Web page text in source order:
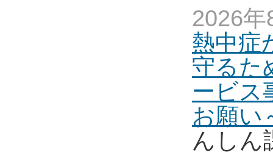
2026
熱中症
守るた
ービス
お願い
んしん